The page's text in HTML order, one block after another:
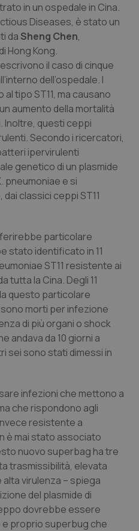
di Bolzano
di Trento
Ulcerosa
in un ospedale in Cina.
Diseases, è stato un
da Sheng Chen,
Hong Kong.
il caso di cinque
dell’ospedale. I
tipo ST11, ma causano
aumento della mortalità
Inoltre, questi ceppi
Secondo i ricercatori,
ipervirulenti
genetico di un plasmide
pneumoniae e si
classici ceppi ST11
particolare
stato identificato in 11
ST11 resistente ai
tutta la Cina. Degli 11
questo particolare
morti per infezione
di più organi o shock
andava da 10 giorni a
sei sono stati dimessi in
infezioni che mettono a
che rispondono agli
resistente a
è mai stato associato
nuovo superbag ha tre
trasmissibilità, elevata
virulenza – spiega
del plasmide di
dovrebbe essere
proprio superbug che